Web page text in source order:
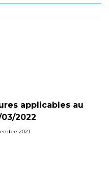
applicables au
2022
2021